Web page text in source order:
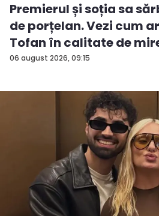
06 august 2026, 09:15
Premierul și soția sa
de porțelan. Vezi cum
Tofan în calitate de